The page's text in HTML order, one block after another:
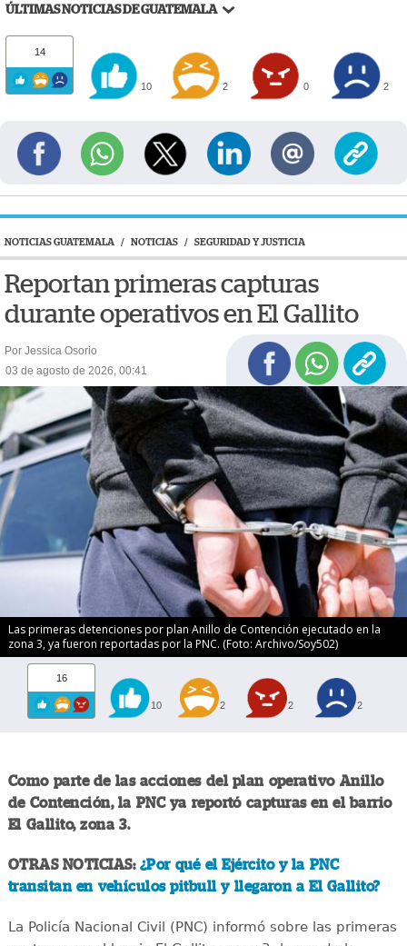
ÚLTIMAS NOTICIAS DE GUATEMALA
14
10 2 0 2
NOTICIAS GUATEMALA / NOTICIAS / SEGURIDAD Y JUSTICIA
Reportan primeras capturas
durante operativos en El Gallito
Por Jessica Osorio
03 de agosto de 2026, 00:41
Las primeras detenciones por plan Anillo de Contención ejecutado en la
zona 3, ya fueron reportadas por la PNC. (Foto: Archivo/Soy502)
16
10 2 2 2
Como parte de las acciones del plan operativo Anillo
de Contención, la PNC ya reportó capturas en el barrio
El Gallito, zona 3.
OTRAS NOTICIAS: ¿Por qué el Ejército y la PNC
transitan en vehículos pitbull y llegaron a El Gallito?
La Policía Nacional Civil (PNC) informó sobre las primeras